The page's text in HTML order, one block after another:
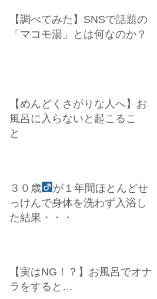
【調べてみた】SNSで話題の
「マコモ湯」とは何なのか？
【めんどくさがりな人へ】お
風呂に入らないと起こるこ
と
３０歳
が１年間ほとんどせ
っけんで身体を洗わず入浴し
た結果・・・
【実はNG！？】お風呂でオナ
ラをすると…